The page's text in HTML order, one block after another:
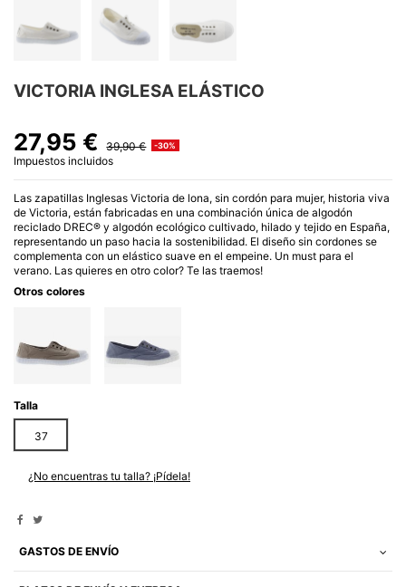
VICTORIA INGLESA ELÁSTICO
27,95 € 39,90 € -30%
Impuestos incluidos
Las zapatillas Inglesas Victoria de lona, sin cordón para mujer, historia viva
de Victoria, están fabricadas en una combinación única de algodón
reciclado DREC® y algodón ecológico cultivado, hilado y tejido en España,
representando un paso hacia la sostenibilidad. El diseño sin cordones se
complementa con un elástico suave en el empeine. Un must para el
verano. Las quieres en otro color? Te las traemos!
Otros colores
Talla
37
¿No encuentras tu talla? ¡Pídela!
GASTOS DE ENVÍO